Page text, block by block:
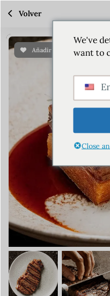
Añadir a favoritos
Volver
We've
want to
Close